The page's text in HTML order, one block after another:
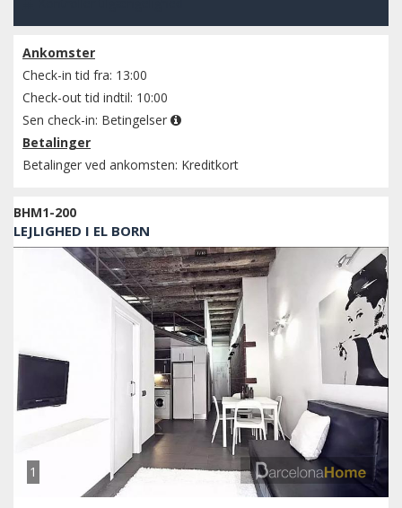
Ankomster
Check-in tid fra: 13:00
Check-out tid indtil: 10:00
Sen check-in: Betingelser
Betalinger
Betalinger ved ankomsten: Kreditkort
BHM1-200
LEJLIGHED I EL BORN
1